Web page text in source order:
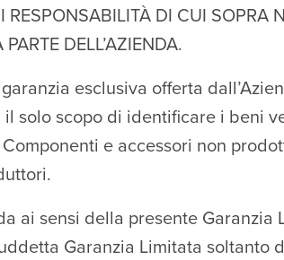
RESPONSABILITÀ DI CUI
DELL’AZIENDA.
esclusiva offerta
solo scopo di identificare i beni
e accessori non
ai sensi della presente
Garanzia Limitata